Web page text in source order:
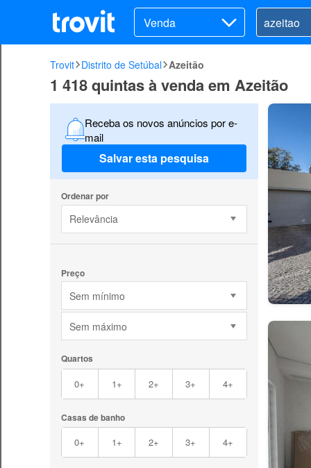
Venda
Trovit Distrito de Setúbal Azeitão
1 418 quintas à venda em Azeitão
Receba os novos anúncios por e-
mail
Salvar esta pesquisa
Ordenar por
Relevância
Preço
Sem mínimo
Sem máximo
Quartos
0+ 1+ 2+ 3+ 4+
Casas de banho
0+ 1+ 2+ 3+ 4+